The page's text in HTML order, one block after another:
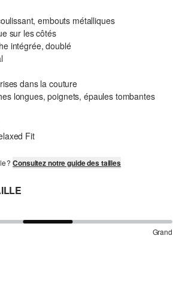
embouts métalliques
sur les côtés
intégrée, doublé
dans la couture
longues, poignets, épaules tombantes
Fit
?Consultez notre guide des tailles
Grand